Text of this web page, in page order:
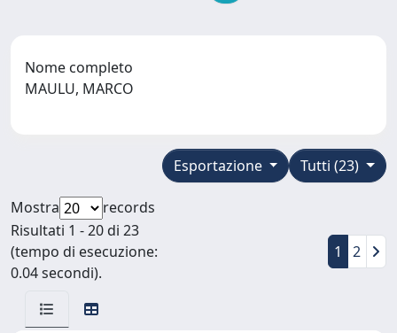
Nome completo
MAULU, MARCO
Tutti (23)
Esportazione
Mostra
records
Risultati 1 - 20 di 23
(tempo di esecuzione:
0.04 secondi).
1 2